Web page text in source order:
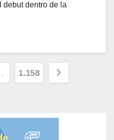
dentro de la
1.158